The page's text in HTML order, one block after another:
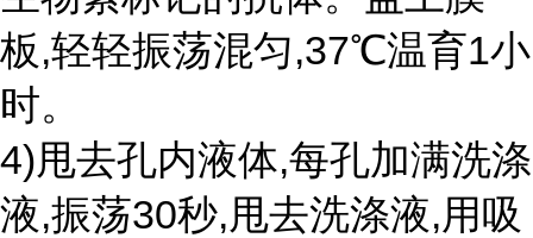
板,轻轻振荡混匀,37℃温育1小
时。
4)甩去孔内液体,每孔加满洗涤
液,振荡30秒,甩去洗涤液,用吸